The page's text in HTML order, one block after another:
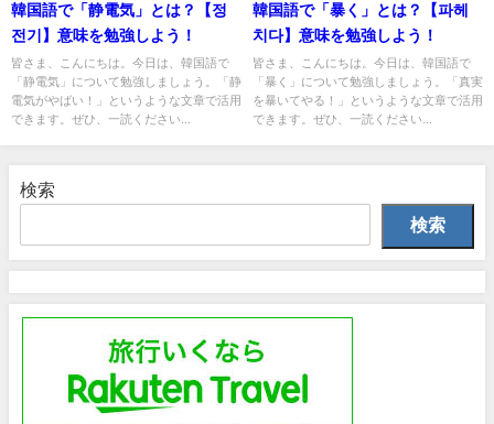
韓国語で「静電気」とは？【정
전기】意味を勉強しよう！
皆さま、こんにちは。今日は、韓国語で
「静電気」について勉強しましょう。「静
電気がやばい！」というような文章で活用
できます。ぜひ、一読ください...
韓国語で「暴く」とは？【파헤
치다】意味を勉強しよう！
皆さま、こんにちは。今日は、韓国語で
「暴く」について勉強しましょう。「真実
を暴いてやる！」というような文章で活用
できます。ぜひ、一読ください...
検索
検索